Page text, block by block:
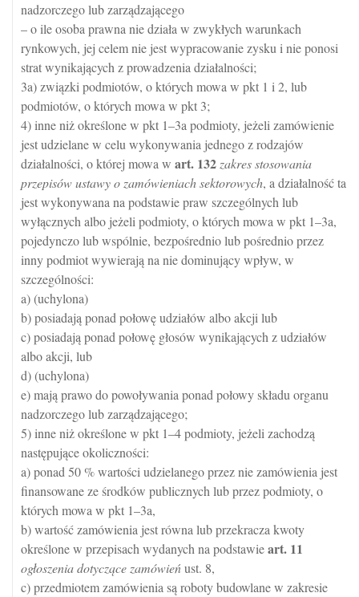
nadzorczego lub zarządzającego
– o ile osoba prawna nie działa w zwykłych warunkach
rynkowych, jej celem nie jest wypracowanie zysku i nie ponosi
strat wynikających z prowadzenia działalności;
3a) związki podmiotów, o których mowa w pkt 1 i 2, lub
podmiotów, o których mowa w pkt 3;
4) inne niż określone w pkt 1–3a podmioty, jeżeli zamówienie
jest udzielane w celu wykonywania jednego z rodzajów
działalności, o której mowa w art. 132 zakres stosowania
przepisów ustawy o zamówieniach sektorowych, a działalność ta
jest wykonywana na podstawie praw szczególnych lub
wyłącznych albo jeżeli podmioty, o których mowa w pkt 1–3a,
pojedynczo lub wspólnie, bezpośrednio lub pośrednio przez
inny podmiot wywierają na nie dominujący wpływ, w
szczególności:
a) (uchylona)
b) posiadają ponad połowę udziałów albo akcji lub
c) posiadają ponad połowę głosów wynikających z udziałów
albo akcji, lub
d) (uchylona)
e) mają prawo do powoływania ponad połowy składu organu
nadzorczego lub zarządzającego;
5) inne niż określone w pkt 1–4 podmioty, jeżeli zachodzą
następujące okoliczności:
a) ponad 50 % wartości udzielanego przez nie zamówienia jest
finansowane ze środków publicznych lub przez podmioty, o
których mowa w pkt 1–3a,
b) wartość zamówienia jest równa lub przekracza kwoty
określone w przepisach wydanych na podstawieart. 11
ogłoszenia dotyczące zamówieńust. 8,
c) przedmiotem zamówienia są roboty budowlane w zakresie